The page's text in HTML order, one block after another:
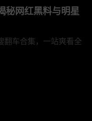
秘网红黑料与明星
翻车合集，一站爽看全